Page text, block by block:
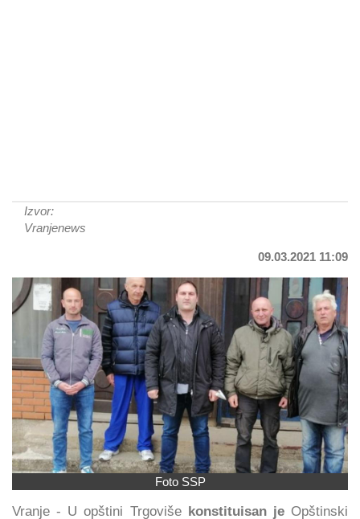
Izvor:
Vranjenews
09.03.2021 11:09
Foto SSP
Vranje - U opštini Trgovišekonstituisan jeOpštinski